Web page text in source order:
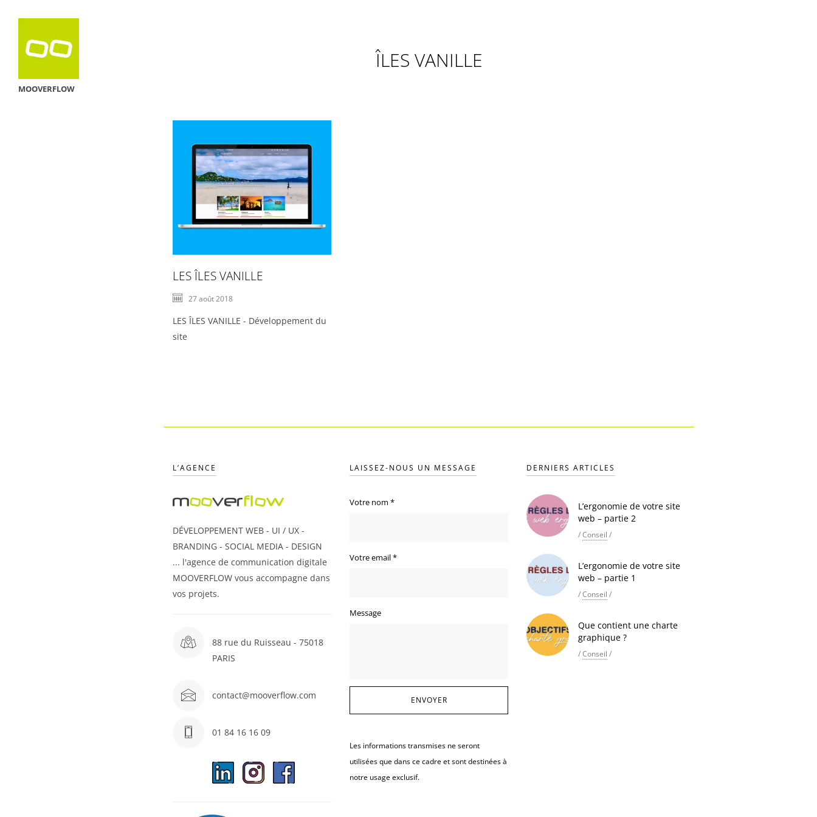
MOOVERFLOW
ÎLES VANILLE
LES ÎLES VANILLE
27 août 2018
LES ÎLES VANILLE - Développement du
site
L’AGENCE
DÉVELOPPEMENT WEB - UI / UX -
BRANDING - SOCIAL MEDIA - DESIGN
... l'agence de communication digitale
MOOVERFLOW vous accompagne dans
vos projets.
88 rue du Ruisseau - 75018
PARIS
contact@mooverflow.com
01 84 16 16 09
LAISSEZ-NOUS UN MESSAGE
Votre nom *
Votre email*
Message
Les informations transmises ne seront
utilisées que dans ce cadre et sont destinées à
notre usage exclusif.
DERNIERS ARTICLES
L’ergonomie de votre site
web – partie 2
/Conseil /
L’ergonomie de votre site
web – partie 1
/Conseil /
Que contient une charte
graphique ?
/Conseil /